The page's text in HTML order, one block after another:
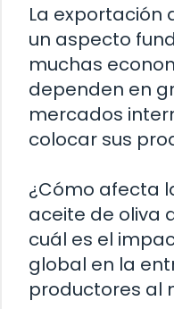
La exportación
un aspecto
muchas
dependen en
mercados
colocar sus
¿Cómo afecta
aceite de oliva
cuál es el
global en la
productores al